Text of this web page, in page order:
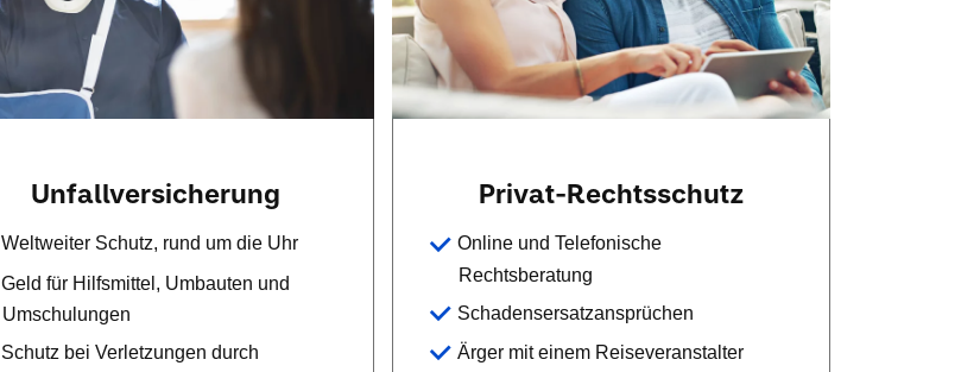
Unfallversicherung
Weltweiter Schutz, rund um die Uhr
Geld für Hilfsmittel, Umbauten und
Umschulungen
Schutz bei Verletzungen durch
Privat-Rechtsschutz
Online und Telefonische
Rechtsberatung
Schadensersatzansprüchen
Ärger mit einem Reiseveranstalter